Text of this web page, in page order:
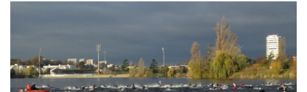
Encadrement
Historique